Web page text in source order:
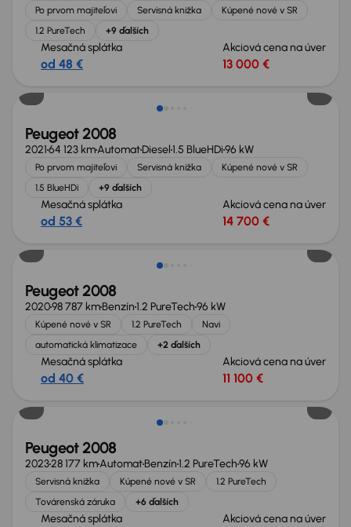
Po prvom majiteľovi Servisná knižka
Kúpené nové v SR
1.2 PureTech
+9 ďalších
Mesačná splátka
od 48 €
Akciová cena na úver
13 000 €
Peugeot 2008
202164 123 kmAutomatDiesel1.5 BlueHDi96 kW
Po prvom majiteľovi Servisná knižka
Kúpené nové v SR
1.5 BlueHDi
+9 ďalších
Mesačná splátka
od 53 €
Akciová cena na úver
14 700 €
Peugeot 2008
202098 787 kmBenzín1.2 PureTech96 kW
Kúpené nové v SR 1.2 PureTech
Navi
automatická klimatizace
+2 ďalších
Mesačná splátka
od 40 €
Akciová cena na úver
11 100 €
Zlacnené o 400 €
Peugeot 2008
202328 177 kmAutomatBenzín1.2 PureTech96 kW
Servisná knižka Kúpené nové v SR
1.2 PureTech
Továrenská záruka
+6 ďalších
Mesačná splátka Akciová cena na úver